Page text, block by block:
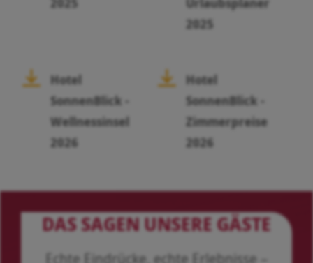
2025
Hotel
SonnenBlick -
Wellnessinsel
2026
Hotel
SonnenBlick -
Zimmerpreise
2026
DAS SAGEN UNSERE GÄSTE
Echte Eindrücke, echte Erlebnisse –